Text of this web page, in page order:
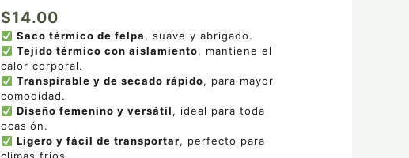
$14.00
Saco térmico de felpa, suave y abrigado.
Tejido térmico con aislamiento, mantiene el
calor corporal.
Transpirable y de secado rápido, para mayor
comodidad.
Diseño femenino y versátil, ideal para toda
ocasión.
Ligero y fácil de transportar, perfecto para